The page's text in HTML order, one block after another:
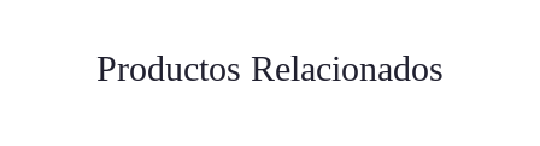
Productos Relacionados